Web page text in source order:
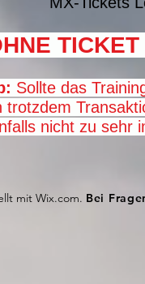
Sollte das
trotzdem
nicht zu sehr
mit Wix.com. Bei